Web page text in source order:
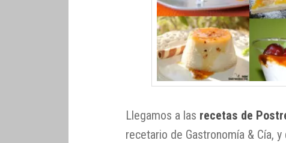
Llegamos a las recetas de
recetario de Gastronomía & Cía,